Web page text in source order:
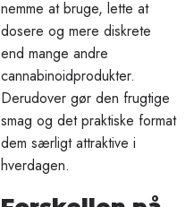
nemme at bruge, lette at
dosere og mere diskrete
end mange andre
cannabinoidprodukter.
Derudover gør den frugtige
smag og det praktiske format
dem særligt attraktive i
hverdagen.